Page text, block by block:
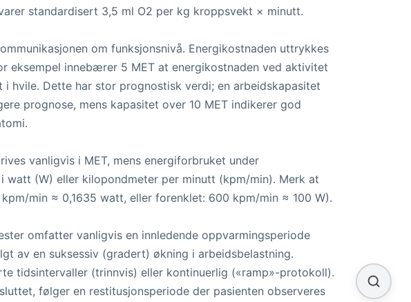
standardisert 3,5 ml O2 per kg kroppsvekt × minutt.
om funksjonsnivå. Energikostnaden uttrykkes
eksempel innebærer 5 MET at energikostnaden ved aktivitet
hvile. Dette har stor prognostisk verdi; en arbeidskapasitet
prognose, mens kapasitet over 10 MET indikerer god
vanligvis i MET, mens energiforbruket under
watt (W) eller kilopondmeter per minutt (kpm/min). Merk at
min ≈ 0,1635 watt, eller forenklet: 600 kpm/min ≈ 100 W).
omfatter vanligvis en innledende oppvarmingsperiode
av en suksessiv (gradert) økning i arbeidsbelastning.
tidsintervaller (trinnvis) eller kontinuerlig («ramp»-protokoll).
følger en restitusjonsperiode der pasienten observeres